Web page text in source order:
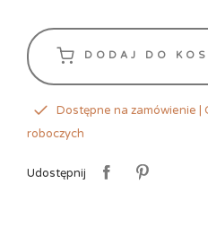
DODAJ DO
Dostępne na zamówienie |
roboczych
Udostępnij